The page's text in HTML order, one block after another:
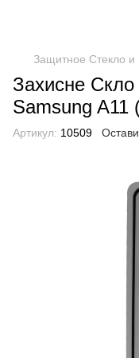
Защитное Стекло и
Захисне
Samsung A11
Артикул: 10509